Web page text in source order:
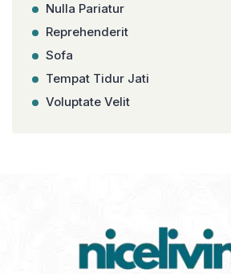
Nulla Pariatur
Reprehenderit
Sofa
Tempat Tidur Jati
Voluptate Velit